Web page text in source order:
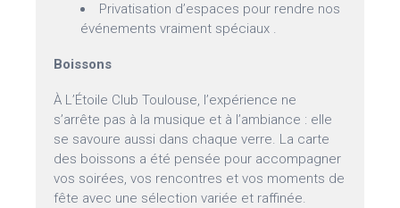
Privatisation d’espaces pour rendre nos
événements vraiment spéciaux .
Boissons
À L’Étoile Club Toulouse, l’expérience ne
s’arrête pas à la musique et à l’ambiance : elle
se savoure aussi dans chaque verre. La carte
des boissons a été pensée pour accompagner
vos soirées, vos rencontres et vos moments de
fête avec une sélection variée et raffinée.